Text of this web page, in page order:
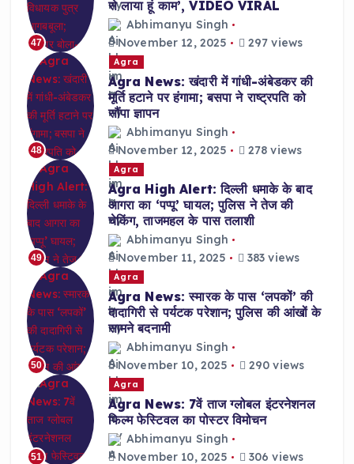
47
से लाया हूं काम’, VIDEO VIRAL
Abhimanyu Singh
November 12, 2025
297 views
48
Agra
Agra News: खंदारी में गांधी-अंबेडकर की
मूर्ति हटाने पर हंगामा; बसपा ने राष्ट्रपति को
सौंपा ज्ञापन
Abhimanyu Singh
November 12, 2025
278 views
49
Agra
Agra High Alert: दिल्ली धमाके के बाद
आगरा का ‘पप्पू’ घायल; पुलिस ने तेज की
चेकिंग, ताजमहल के पास तलाशी
Abhimanyu Singh
November 11, 2025
383 views
50
Agra
Agra News: स्मारक के पास ‘लपकों’ की
दादागिरी से पर्यटक परेशान; पुलिस की आंखों के
सामने बदनामी
Abhimanyu Singh
November 10, 2025
290 views
51
Agra
Agra News: 7वें ताज ग्लोबल इंटरनेशनल
फिल्म फेस्टिवल का पोस्टर विमोचन
Abhimanyu Singh
November 10, 2025
306 views